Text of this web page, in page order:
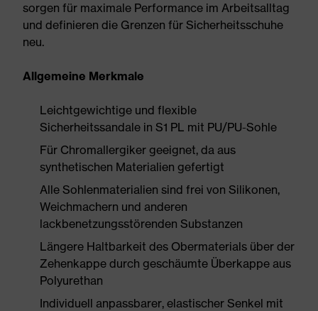
sorgen für maximale Performance im Arbeitsalltag
und definieren die Grenzen für Sicherheitsschuhe
neu.
Allgemeine Merkmale
Leichtgewichtige und flexible
Sicherheitssandale in S1 PL mit PU/PU-Sohle
Für Chromallergiker geeignet, da aus
synthetischen Materialien gefertigt
Alle Sohlenmaterialien sind frei von Silikonen,
Weichmachern und anderen
lackbenetzungsstörenden Substanzen
Längere Haltbarkeit des Obermaterials über der
Zehenkappe durch geschäumte Überkappe aus
Polyurethan
Individuell anpassbarer, elastischer Senkel mit